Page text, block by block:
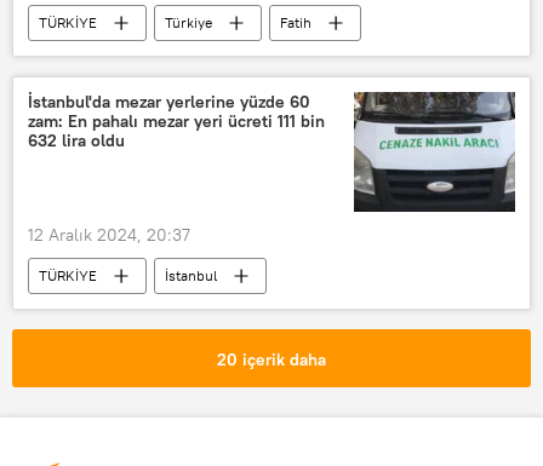
TÜRKİYE Türkiye
Fatih
Kadıköy
İstanbul
İSPARK
İBB
Kartal
Zam
Otopark
Otopark ücreti
İstanbul'da mezar yerlerine yüzde 60
zam: En pahalı mezar yeri ücreti 111 bin
632 lira oldu
12 Aralık 2024, 20:37
TÜRKİYE
İstanbul
Saraçhane
Karacaahmet
İBB
Zincirlikuyu
Zincirlikuyu Mezarlığı
mezar yeri
Zam Edirnekapı
20 içerik daha